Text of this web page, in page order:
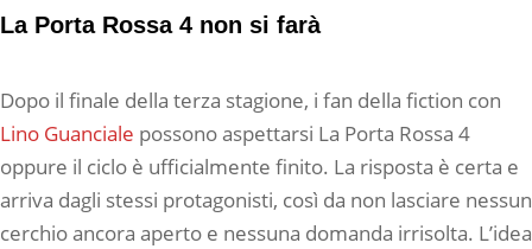
La Porta Rossa 4 non si farà
Dopo il finale della terza stagione, i fan della fiction con
Lino Guanciale possono aspettarsi La Porta Rossa 4
oppure il ciclo è ufficialmente finito. La risposta è certa e
arriva dagli stessi protagonisti, così da non lasciare nessun
cerchio ancora aperto e nessuna domanda irrisolta. L’idea